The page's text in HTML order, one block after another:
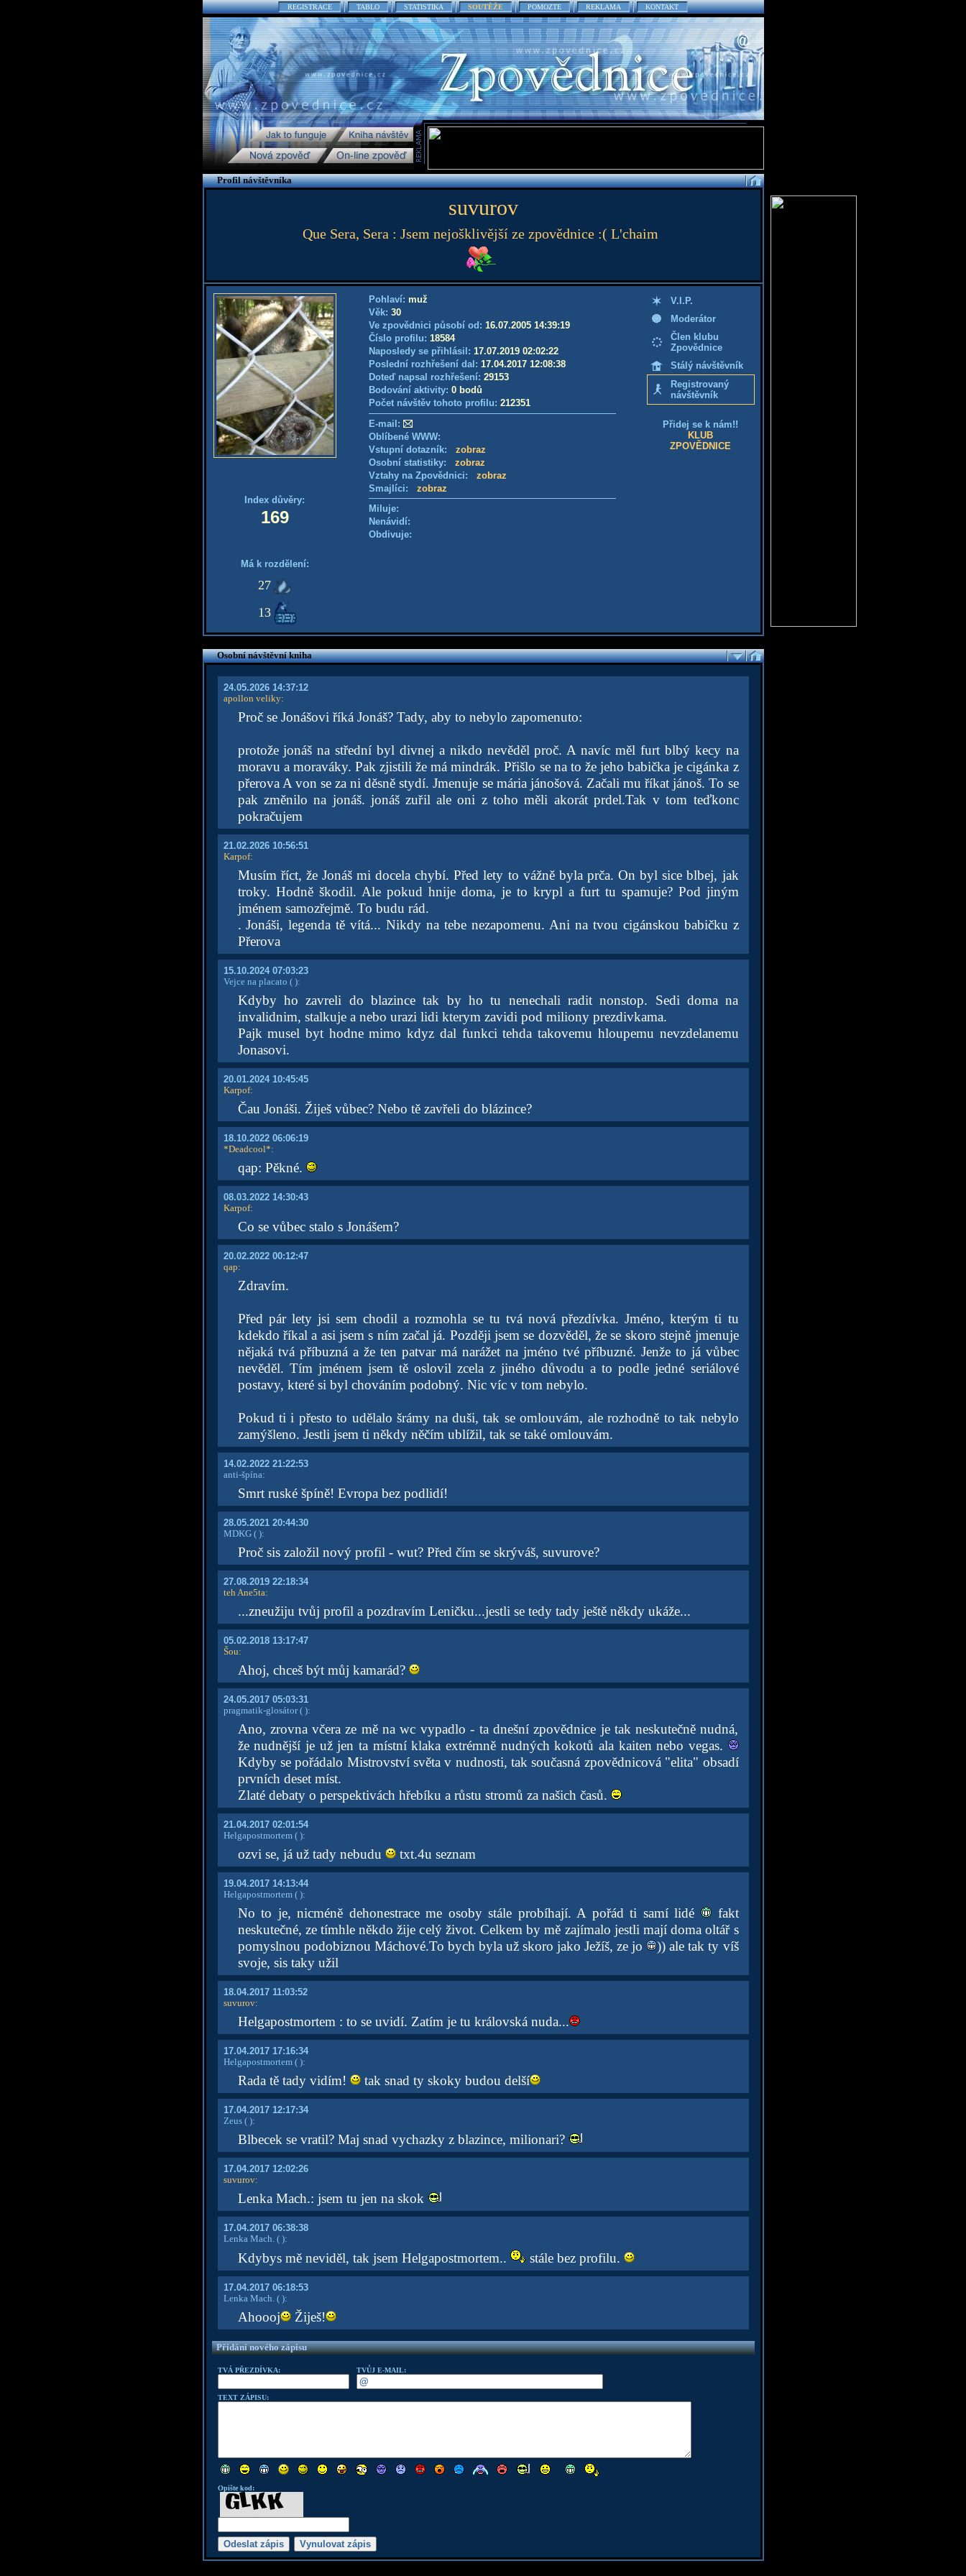
REGISTRACE TABLO STATISTIKA SOUTĚŽE POMOZTE REKLAMA KONTAKT
Profil návštěvníka
suvurov
Que Sera, Sera : Jsem nejošklivější ze zpovědnice :( L'chaim
Index důvěry:
169
Má k rozdělení:
27
13
Pohlaví: muž
Věk: 30
Ve zpovědnici působí od: 16.07.2005 14:39:19
Číslo profilu: 18584
Naposledy se přihlásil: 17.07.2019 02:02:22
Poslední rozhřešení dal: 17.04.2017 12:08:38
Doteď napsal rozhřešení: 29153
Bodování aktivity: 0 bodů
Počet návštěv tohoto profilu: 212351
E-mail:
Oblíbené WWW:
Vstupní dotazník: zobraz
Osobní statistiky: zobraz
Vztahy na Zpovědnici: zobraz
Smajlíci: zobraz
Miluje:
Nenávidí:
Obdivuje:
V.I.P.
Moderátor
Člen klubu
Zpovědnice
Stálý návštěvník
Registrovaný
návštěvník
Přidej se k nám!!
KLUB
ZPOVĚDNICE
Osobní návštěvní kniha
24.05.2026 14:37:12
apollon veliky:
Proč se Jonášovi říká Jonáš? Tady, aby to nebylo zapomenuto:
protože jonáš na střední byl divnej a nikdo nevěděl proč. A navíc měl furt blbý kecy na
moravu a moraváky. Pak zjistili že má mindrák. Přišlo se na to že jeho babička je cigánka z
přerova A von se za ni děsně stydí. Jmenuje se mária jánošová. Začali mu říkat jánoš. To se
pak změnilo na jonáš. jonáš zuřil ale oni z toho měli akorát prdel.Tak v tom teďkonc
pokračujem
21.02.2026 10:56:51
Karpof:
Musím říct, že Jonáš mi docela chybí. Před lety to vážně byla prča. On byl sice blbej, jak
troky. Hodně škodil. Ale pokud hnije doma, je to krypl a furt tu spamuje? Pod jiným
jménem samozřejmě. To budu rád.
. Jonáši, legenda tě vítá... Nikdy na tebe nezapomenu. Ani na tvou cigánskou babičku z
Přerova
15.10.2024 07:03:23
Vejce na placato ( ):
Kdyby ho zavreli do blazince tak by ho tu nenechali radit nonstop. Sedi doma na
invalidnim, stalkuje a nebo urazi lidi kterym zavidi pod miliony prezdivkama.
Pajk musel byt hodne mimo kdyz dal funkci tehda takovemu hloupemu nevzdelanemu
Jonasovi.
20.01.2024 10:45:45
Karpof:
Čau Jonáši. Žiješ vůbec? Nebo tě zavřeli do blázince?
18.10.2022 06:06:19
*Deadcool*:
qap: Pěkné.
08.03.2022 14:30:43
Karpof:
Co se vůbec stalo s Jonášem?
20.02.2022 00:12:47
qap:
Zdravím.
Před pár lety jsi sem chodil a rozmohla se tu tvá nová přezdívka. Jméno, kterým ti tu
kdekdo říkal a asi jsem s ním začal já. Později jsem se dozvěděl, že se skoro stejně jmenuje
nějaká tvá příbuzná a že ten patvar má narážet na jméno tvé příbuzné. Jenže to já vůbec
nevěděl. Tím jménem jsem tě oslovil zcela z jiného důvodu a to podle jedné seriálové
postavy, které si byl chováním podobný. Nic víc v tom nebylo.
Pokud ti i přesto to udělalo šrámy na duši, tak se omlouvám, ale rozhodně to tak nebylo
zamýšleno. Jestli jsem ti někdy něčím ublížil, tak se také omlouvám.
14.02.2022 21:22:53
anti-špína:
Smrt ruské špíně! Evropa bez podlidí!
28.05.2021 20:44:30
MDKG( ):
Proč sis založil nový profil - wut? Před čím se skrýváš, suvurove?
27.08.2019 22:18:34
teh Ane5ta:
...zneužiju tvůj profil a pozdravím Leničku...jestli se tedy tady ještě někdy ukáže...
05.02.2018 13:17:47
Šou:
Ahoj, chceš být můj kamarád?
24.05.2017 05:03:31
pragmatik-glosátor( ):
Ano, zrovna včera ze mě na wc vypadlo - ta dnešní zpovědnice je tak neskutečně nudná,
že nudnější je už jen ta místní klaka extrémně nudných kokotů ala kaiten nebo vegas.
Kdyby se pořádalo Mistrovství světa v nudnosti, tak současná zpovědnicová "elita" obsadí
prvních deset míst.
Zlaté debaty o perspektivách hřebíku a růstu stromů za našich časů.
21.04.2017 02:01:54
Helgapostmortem( ):
ozvi se, já už tady nebudu txt.4u seznam
19.04.2017 14:13:44
Helgapostmortem( ):
No to je, nicméně dehonestrace me osoby stále probíhají. A pořád ti samí lidé
fakt
neskutečné, ze tímhle někdo žije celý život. Celkem by mě zajímalo jestli mají doma oltář s
pomyslnou podobiznou Máchové.To bych byla už skoro jako Ježíš, ze jo
)) ale tak ty víš
svoje, sis taky užil
18.04.2017 11:03:52
suvurov:
Helgapostmortem : to se uvidí. Zatím je tu královská nuda...
17.04.2017 17:16:34
Helgapostmortem( ):
Rada tě tady vidím! tak snad ty skoky budou delší
17.04.2017 12:17:34
Zeus( ):
Blbecek se vratil? Maj snad vychazky z blazince, milionari?
17.04.2017 12:02:26
suvurov:
Lenka Mach.: jsem tu jen na skok
17.04.2017 06:38:38
Lenka Mach.( ):
Kdybys mě neviděl, tak jsem Helgapostmortem.. stále bez profilu.
17.04.2017 06:18:53
Lenka Mach.( ):
Ahoooj Žiješ!
Přidání nového zápisu
TVÁ PŘEZDÍVKA: TVŮJ E-MAIL:
TEXT ZÁPISU:
Opište kod: